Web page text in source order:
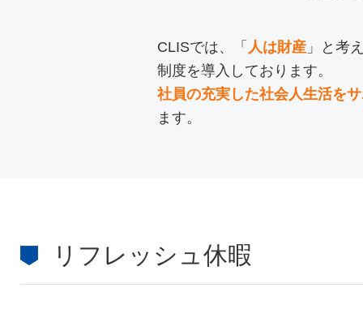
CLISでは、「 人は財産 」と考
制度を導入しております。
社員の充実した社会人生活を
ます。
リフレッシュ休暇